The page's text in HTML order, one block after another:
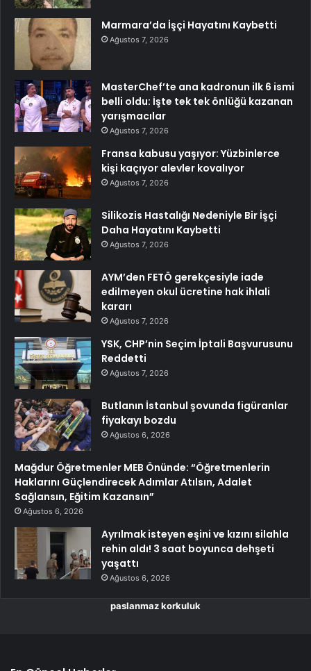
Marmara’da İşçi Hayatını Kaybetti
Ağustos 7, 2026
MasterChef’te ana kadronun ilk 6 ismi
belli oldu: İşte tek tek önlüğü kazanan
yarışmacılar
Ağustos 7, 2026
Fransa kabusu yaşıyor: Yüzbinlerce
kişi kaçıyor alevler kovalıyor
Ağustos 7, 2026
Silikozis Hastalığı Nedeniyle Bir İşçi
Daha Hayatını Kaybetti
Ağustos 7, 2026
AYM’den FETÖ gerekçesiyle iade
edilmeyen okul ücretine hak ihlali
kararı
Ağustos 7, 2026
YSK, CHP’nin Seçim İptali Başvurusunu
Reddetti
Ağustos 7, 2026
Butlanın İstanbul şovunda figüranlar
fiyakayı bozdu
Ağustos 6, 2026
Mağdur Öğretmenler MEB Önünde: “Öğretmenlerin
Haklarını Güçlendirecek Adımlar Atılsın, Adalet
Sağlansın, Eğitim Kazansın”
Ağustos 6, 2026
Ayrılmak isteyen eşini ve kızını silahla
rehin aldı! 3 saat boyunca dehşeti
yaşattı
Ağustos 6, 2026
paslanmaz korkuluk